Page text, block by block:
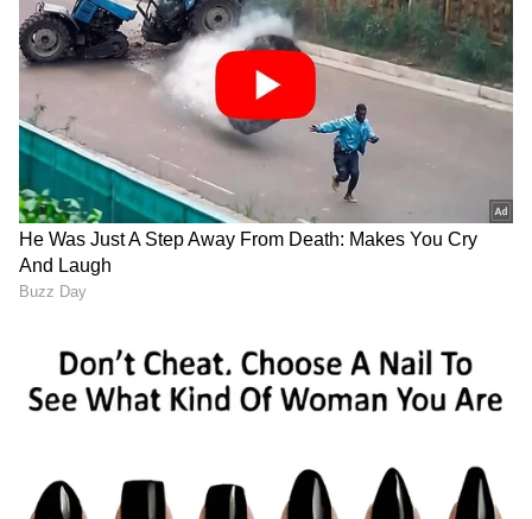
RECOMMENDED STORIES
'ಗರುಡ'ನಾಗಿ ಬರ್ತಿದೆ ಹೊಚ್ಚ
ಹೊಸ ಟಾಟಾ ನೆಕ್ಸಾನ್! ಇಲ್ಲಿದೆ
ಕಂಪ್ಲೀಟ್ ಡೀಟೇಲ್ಸ್
ಹನಿಯ ನಿಜವಾದ ಆಕಾರ
ಯಾವುದು ಗೊತ್ತಾ? ಅದು ಕಣ್ಣೀರ
ಹನಿಯಲ್ಲ!